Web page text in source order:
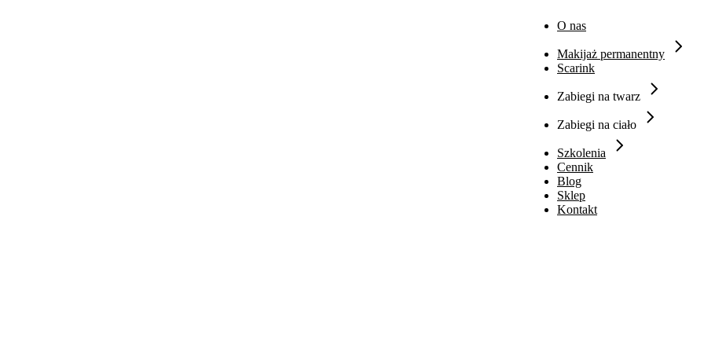
O nas
Makijaż permanentny
Scarink
Zabiegi na twarz
Zabiegi na ciało
Szkolenia
Cennik
Blog
Sklep
Kontakt